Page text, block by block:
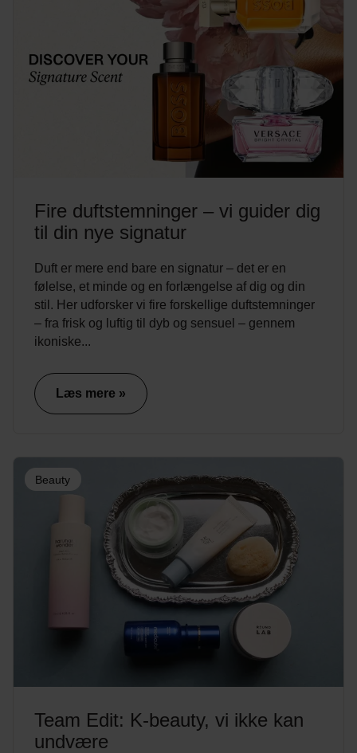
Fire duftstemninger – vi guider dig
til din nye signatur
Duft er mere end bare en signatur – det er en
følelse, et minde og en forlængelse af dig og din
stil. Her udforsker vi fire forskellige duftstemninger
– fra frisk og luftig til dyb og sensuel – gennem
ikoniske...
Læs mere »
Beauty
Team Edit: K-beauty, vi ikke kan
undvære